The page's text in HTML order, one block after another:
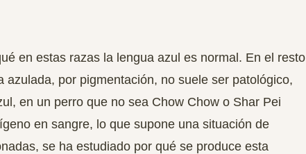
en estas razas la lengua azul es normal. En el resto
por pigmentación, no suele ser patológico,
en un perro que no sea Chow Chow o Shar Pei
en sangre, lo que supone una situación de
se ha estudiado por qué se produce esta